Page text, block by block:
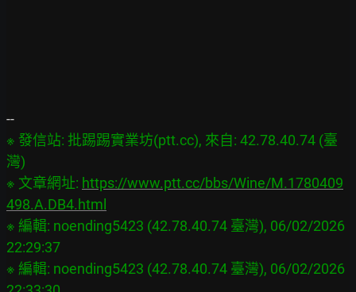
※ 發信站: 批踢踢實業坊(ptt.cc), 來自: 42.78.40.74 (臺
灣)
※ 文章網址: https://www.ptt.cc/bbs/Wine/M.1780409
498.A.DB4.html
※ 編輯: noending5423 (42.78.40.74 臺灣), 06/02/2026
22:29:37
※ 編輯: noending5423 (42.78.40.74 臺灣), 06/02/2026